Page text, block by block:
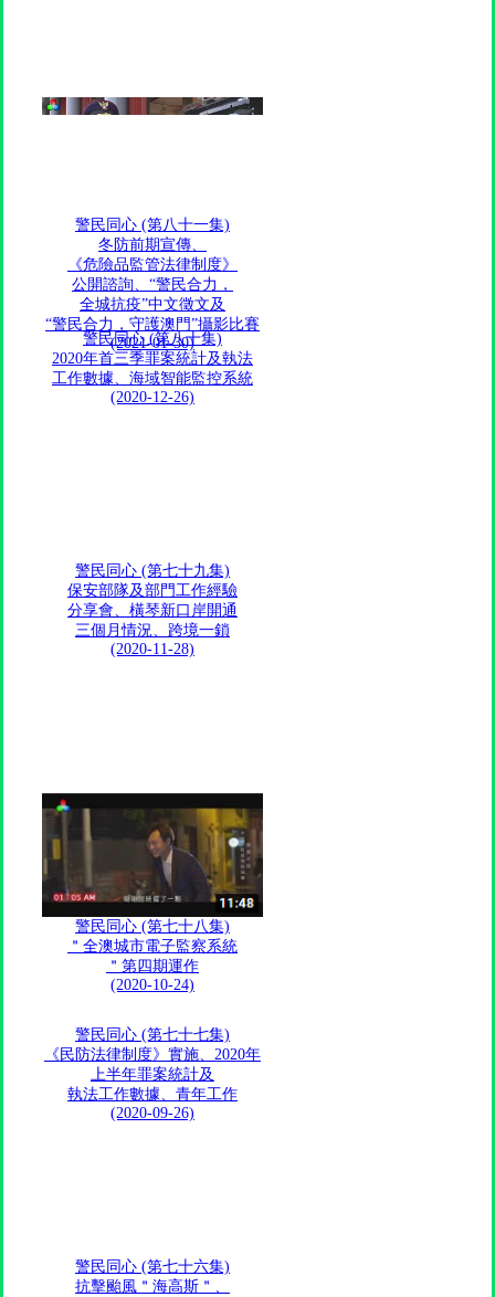
警民同心 (第八十一集)
冬防前期宣傳、
《危險品監管法律制度》
公開諮詢、“警民合力，
全城抗疫”中文徵文及
“警民合力，守護澳門”攝影比賽
(2021-01-30)
警民同心 (第八十集)
2020年首三季罪案統計及執法
工作數據、海域智能監控系統
(2020-12-26)
警民同心 (第七十九集)
保安部隊及部門工作經驗
分享會、橫琴新口岸開通
三個月情況、跨境一鎖
(2020-11-28)
警民同心 (第七十八集)
＂全澳城市電子監察系統
＂第四期運作
(2020-10-24)
警民同心 (第七十七集)
《民防法律制度》實施、2020年
上半年罪案統計及
執法工作數據、青年工作
(2020-09-26)
警民同心 (第七十六集)
抗擊颱風＂海高斯＂、